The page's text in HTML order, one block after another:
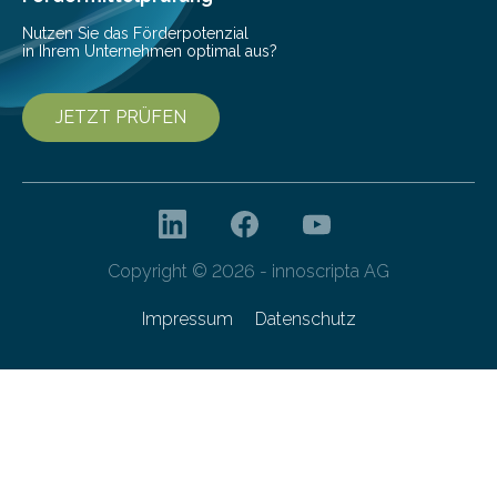
Nutzen Sie das Förderpotenzial
in Ihrem Unternehmen optimal aus?
JETZT PRÜFEN
Copyright © 2026 - innoscripta AG
Impressum Datenschutz